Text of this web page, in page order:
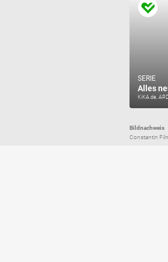
SERIE
Alles
KiKA.de,
Bildnachweis
Constantin